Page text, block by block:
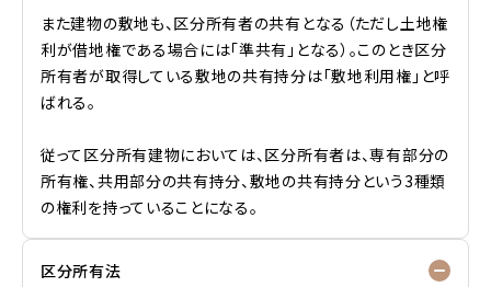
また建物の敷地も、区分所有者の共有となる（ただし土地権
利が借地権である場合には「準共有」となる）。このとき区分
所有者が取得している敷地の共有持分は「敷地利用権」と呼
ばれる。
従って区分所有建物においては、区分所有者は、専有部分の
所有権、共用部分の共有持分、敷地の共有持分という3種類
の権利を持っていることになる。
区分所有法